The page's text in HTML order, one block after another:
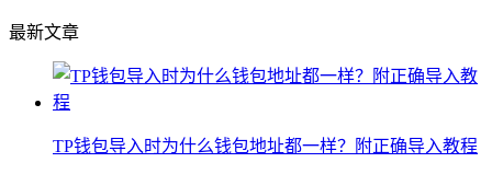
最新文章
TP钱包导入时为什么钱包地址都一样？附正确导入教程